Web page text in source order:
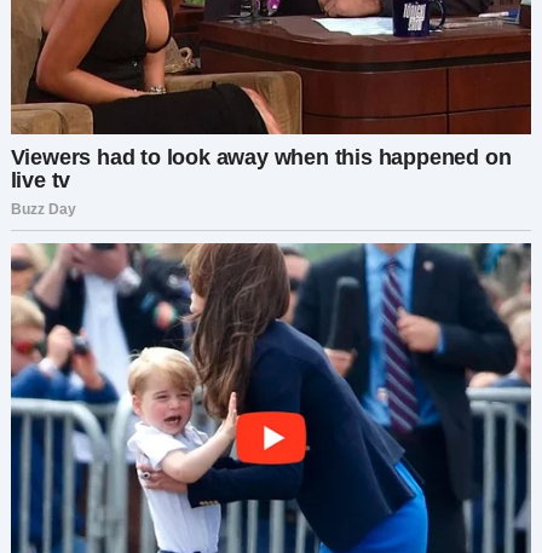
голова с глухим стуком ударилась о пол, и Юрий
остался лежать неподвижно.
Маша закричала, упав на колени рядом с ним.
— Вызовите скорую! — крикнул кто-то, но Маша
уже хваталась за свой телефон.
Илья стоял как вкопанный, тяжесть
случившегося накрыла его с головой.
Через несколько часов Илья и Маша сидели в
коридоре больницы. Напряжение между ними
было невыносимым. Никто не говорил, пока
Маша не нарушила тишину.
— Ты всё неправильно понял, — сказала она, её
голос дрожал. — Ребёнок не от него.